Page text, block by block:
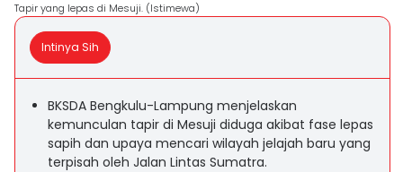
Tapir yang lepas di Mesuji. (Istimewa)
Intinya Sih
BKSDA Bengkulu-Lampung menjelaskan
kemunculan tapir di Mesuji diduga akibat fase lepas
sapih dan upaya mencari wilayah jelajah baru yang
terpisah oleh Jalan Lintas Sumatra.